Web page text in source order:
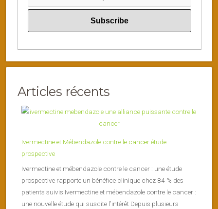
Articles récents
Ivermectine et Mébendazole contre le cancer étude
prospective
Ivermectine et mébendazole contre le cancer : une étude
prospective rapporte un bénéfice clinique chez 84 % des
patients suivis Ivermectine et mébendazole contre le cancer :
une nouvelle étude qui suscite l’intérêt Depuis plusieurs